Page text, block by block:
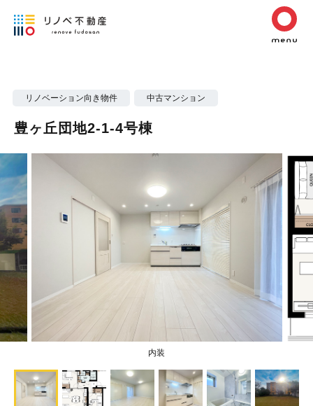
リノベーション向き物件 中古マンション
豊ヶ丘団地2-1-4号棟
内装